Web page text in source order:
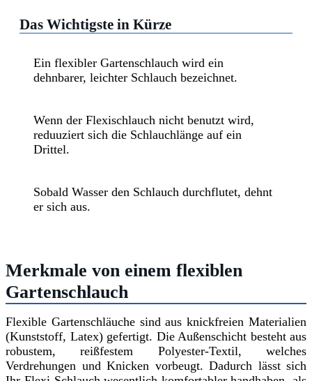
Das Wichtigste in Kürze
Ein flexibler Gartenschlauch wird ein
dehnbarer, leichter Schlauch bezeichnet.
Wenn der Flexischlauch nicht benutzt wird,
reduuziert sich die Schlauchlänge auf ein
Drittel.
Sobald Wasser den Schlauch durchflutet, dehnt
er sich aus.
Merkmale von einem flexiblen
Gartenschlauch
Flexible Gartenschläuche sind aus knickfreien Materialien
(Kunststoff, Latex) gefertigt. Die Außenschicht besteht aus
robustem, reißfestem Polyester-Textil, welches
Verdrehungen und Knicken vorbeugt. Dadurch lässt sich